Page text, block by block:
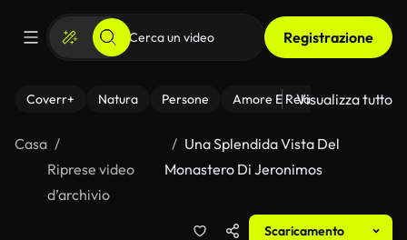
Registrazione
Coverr+ Natura Persone Amore E Relazioni Il
Visualizza tutto
Casa
Riprese video
d’archivio
Una Splendida Vista Del
Monastero Di Jeronimos
Scaricamento